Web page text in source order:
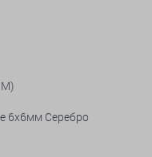
М)
6х6мм Серебро